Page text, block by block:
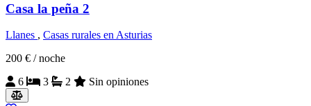
Casa la peña 2
Llanes , Casas rurales en Asturias
200 € / noche
6
3 2 Sin opiniones